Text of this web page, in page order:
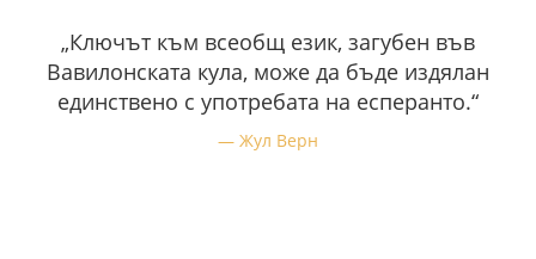
„Ключът към всеобщ език, загубен във
Вавилонската кула, може да бъде издялан
единствено с употребата на есперанто.“
Жул Верн